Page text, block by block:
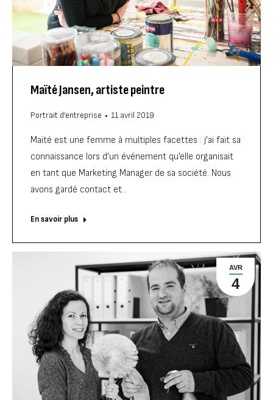
Maïté Jansen, artiste peintre
Portrait d’entreprise 11 avril 2019
Maïté est une femme à multiples facettes : j’ai fait sa
connaissance lors d’un événement qu’elle organisait
en tant que Marketing Manager de sa société. Nous
avons gardé contact et…
En savoir plus
AVR
4